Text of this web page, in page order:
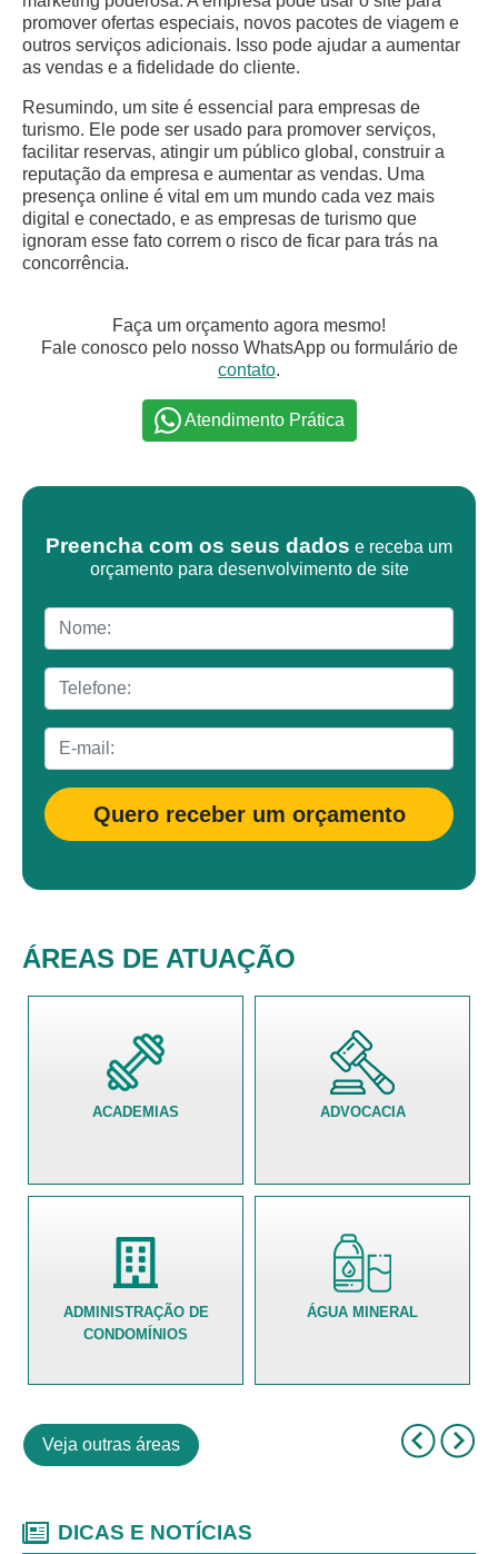
Preencha com os seus dados e receba um
orçamento para desenvolvimento de site
Quero receber um orçamento
ÁREAS DE ATUAÇÃO
ACADEMIAS
ADMINISTRAÇÃO DE
CONDOMÍNIOS
ADVOCACIA
ÁGUA MINERAL
Veja outras áreas
promover ofertas especiais, novos pacotes de viagem e
outros serviços adicionais. Isso pode ajudar a aumentar
as vendas e a fidelidade do cliente.
Resumindo, um site é essencial para empresas de
turismo. Ele pode ser usado para promover serviços,
facilitar reservas, atingir um público global, construir a
reputação da empresa e aumentar as vendas. Uma
presença online é vital em um mundo cada vez mais
digital e conectado, e as empresas de turismo que
ignoram esse fato correm o risco de ficar para trás na
concorrência.
Faça um orçamento agora mesmo!
Fale conosco pelo nosso WhatsApp ou formulário de
contato.
Atendimento Prática
DICAS E NOTÍCIAS